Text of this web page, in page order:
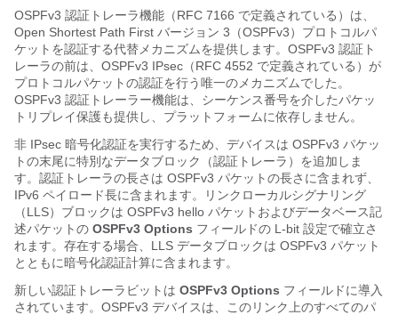
OSPFv3 認証トレーラ機能（RFC 7166 で定義されている）は、
Open Shortest Path First バージョン 3（OSPFv3）プロトコルパ
ケットを認証する代替メカニズムを提供します。OSPFv3 認証ト
レーラの前は、OSPFv3 IPsec（RFC 4552 で定義されている）が
プロトコルパケットの認証を行う唯一のメカニズムでした。
OSPFv3 認証トレーラー機能は、シーケンス番号を介したパケッ
トリプレイ保護も提供し、プラットフォームに依存しません。
非 IPsec 暗号化認証を実行するため、デバイスは OSPFv3 パケッ
トの末尾に特別なデータブロック（認証トレーラ）を追加しま
す。認証トレーラの長さは OSPFv3 パケットの長さに含まれず、
IPv6 ペイロード長に含まれます。リンクローカルシグナリング
（LLS）ブロックは OSPFv3 hello パケットおよびデータベース記
述パケットの OSPFv3 Options フィールドの L-bit 設定で確立さ
れます。存在する場合、LLS データブロックは OSPFv3 パケット
とともに暗号化認証計算に含まれます。
新しい認証トレーラビットは OSPFv3 Options フィールドに導入
されています。OSPFv3 デバイスは、このリンク上のすべてのパ